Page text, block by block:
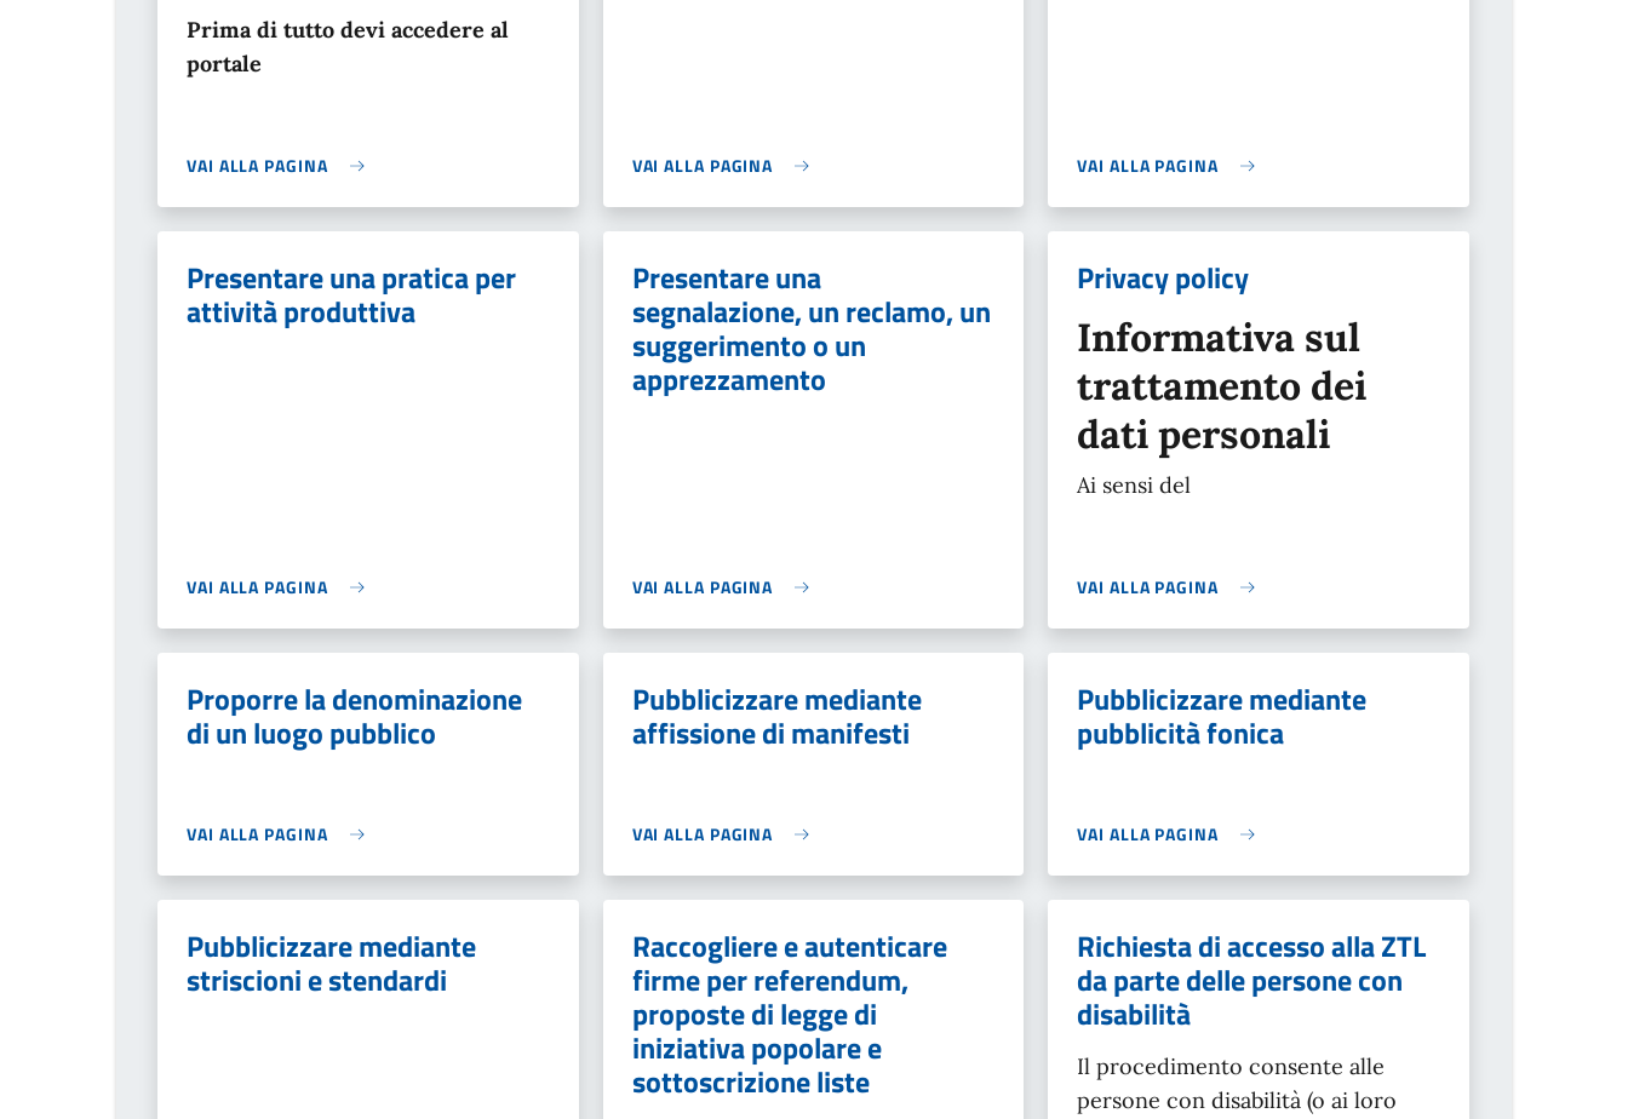
Prima di tutto devi accedere al
portale
VAI ALLA PAGINA VAI ALLA PAGINA VAI ALLA PAGINA
Presentare una pratica per
attività produttiva
VAI ALLA PAGINA
Presentare una
segnalazione, un reclamo, un
suggerimento o un
apprezzamento
VAI ALLA PAGINA
Privacy policy
Informativa sul
trattamento dei
dati personali
Ai sensi del
VAI ALLA PAGINA
Proporre la denominazione
di un luogo pubblico
VAI ALLA PAGINA
Pubblicizzare mediante
affissione di manifesti
VAI ALLA PAGINA
Pubblicizzare mediante
pubblicità fonica
VAI ALLA PAGINA
Pubblicizzare mediante
striscioni e stendardi
Raccogliere e autenticare
firme per referendum,
proposte di legge di
iniziativa popolare e
sottoscrizione liste
Richiesta di accesso alla ZTL
da parte delle persone con
disabilità
Il procedimento consente alle
persone con disabilità (o ai loro